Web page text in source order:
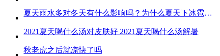
夏天雨水多对冬天有什么影响吗？为什么夏天下冰雹而冬天不下冰雹
2021夏天喝什么汤对皮肤好 2021夏天喝什么汤解暑
秋老虎之后就凉快了吗